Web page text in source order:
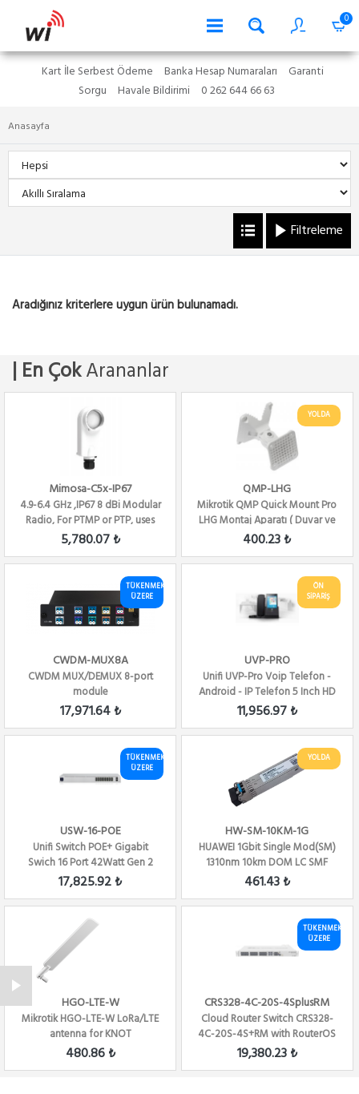
0
Kart İle Serbest Ödeme Banka Hesap Numaraları
Garanti
Sorgu
Havale Bildirimi 0 262 644 66 63
Anasayfa
Filtreleme
Aradığınız kriterlere uygun ürün bulunamadı.
| En ÇokArananlar
Mimosa-C5x-IP67
4.9-6.4 GHz ,IP67 8 dBi Modular
Radio, For PTMP or PTP, uses
N5-X...
5,780.07 ₺
YOLDA
QMP-LHG
Mikrotik QMP Quick Mount Pro
LHG Montaj Aparatı ( Duvar ve
Boru ba...
400.23 ₺
TÜKENMEK
ÜZERE
CWDM-MUX8A
CWDM MUX/DEMUX 8-port
module
17,971.64 ₺
ÖN
SİPARİŞ
UVP-PRO
Unifi UVP-Pro Voip Telefon -
Android - IP Telefon 5 Inch HD
11,956.97 ₺
TÜKENMEK
ÜZERE
USW-16-POE
Unifi Switch POE+ Gigabit
Swich 16 Port 42Watt Gen 2
17,825.92 ₺
YOLDA
HW-SM-10KM-1G
HUAWEI 1Gbit Single Mod(SM)
1310nm 10km DOM LC SMF
Modul
461.43 ₺
HGO-LTE-W
Mikrotik HGO-LTE-W LoRa/LTE
antenna for KNOT
480.86 ₺
TÜKENMEK
ÜZERE
CRS328-4C-20S-4SplusRM
Cloud Router Switch CRS328-
4C-20S-4S+RM with RouterOS
L5 20 PORT S...
19,380.23 ₺